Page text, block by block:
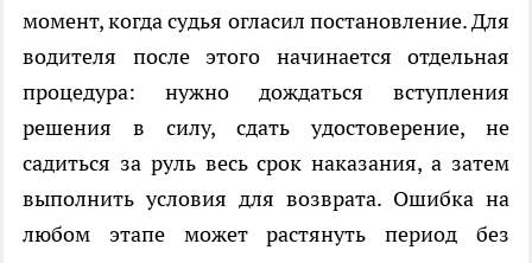
момент, когда судья огласил постановление. Для
водителя после этого начинается отдельная
процедура: нужно дождаться вступления
решения в силу, сдать удостоверение, не
садиться за руль весь срок наказания, а затем
выполнить условия для возврата. Ошибка на
любом этапе может растянуть период без